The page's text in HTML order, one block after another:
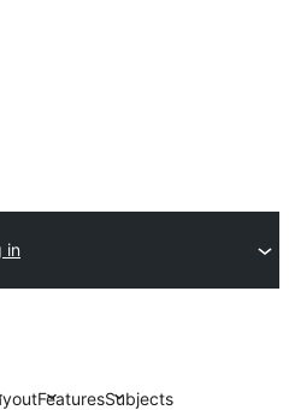
in
FeaturesSubjects